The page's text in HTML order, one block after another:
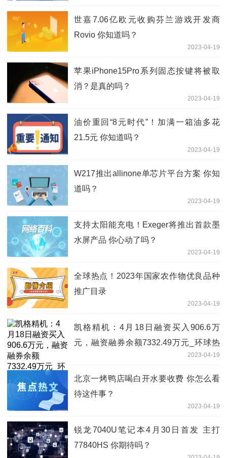
世嘉7.06亿欧元收购芬兰游戏开发商
Rovio 你知道吗？
2023-04-19
苹果iPhone15Pro系列固态按键将被取
消？是真的吗？
2023-04-19
油价重回“8元时代”！加满一箱油多花
21.5元 你知道吗？
2023-04-19
W217推出allinone单芯片平台方案 你知
道吗？
2023-04-19
支持太阳能充电！Exeger将推出首款墨
水屏产品 你心动了吗？
2023-04-19
全球热点！2023年国家农作物优良品种
推广目录
2023-04-19
凯格精机：4月18日融资买入906.6万
元，融资融券余额7332.49万元_环球热
2023-04-19
北京一烤鸭店喝白开水要收费 你怎么看
待这件事？
2023-04-19
锐龙7040U笔记本4月30日首发 主打
77840HS 你期待吗？